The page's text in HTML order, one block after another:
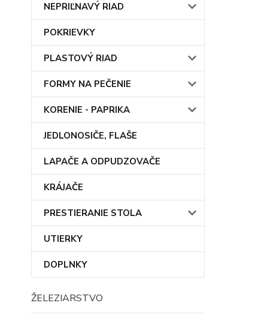
NEPRIĽNAVÝ RIAD
POKRIEVKY
PLASTOVÝ RIAD
FORMY NA PEČENIE
KORENIE - PAPRIKA
JEDLONOSIČE, FLAŠE
LAPAČE A ODPUDZOVAČE
KRÁJAČE
PRESTIERANIE STOLA
UTIERKY
DOPLNKY
ŽELEZIARSTVO